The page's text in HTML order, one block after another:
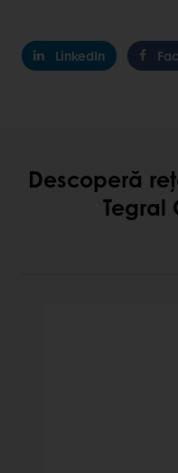
LinkedIn
Descoperă
Tegral